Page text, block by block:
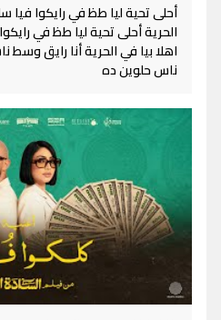
أحلى تحية ليا طظ في رايكوا فيا
الحرية أحلى تحية ليا طظ في
اهلا بيا في الحرية أنا رايق
ناس حلوين ده